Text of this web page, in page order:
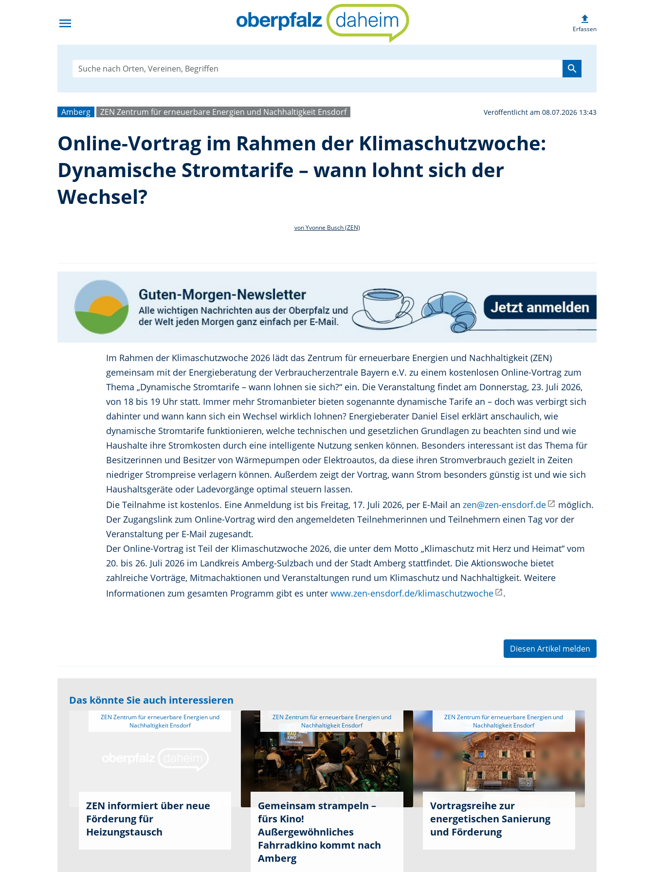
menu Online-Vortrag im Rahmen der
upload
Erfassen
search
Amberg ZEN Zentrum für erneuerbare Energien und Nachhaltigkeit Ensdorf Veröffentlicht am 08.07.2026 13:43
Online-Vortrag im Rahmen der Klimaschutzwoche:
Dynamische Stromtarife – wann lohnt sich der
Wechsel?
von Yvonne Busch (ZEN)
Im Rahmen der Klimaschutzwoche 2026 lädt das Zentrum für erneuerbare Energien und Nachhaltigkeit (ZEN)
gemeinsam mit der Energieberatung der Verbraucherzentrale Bayern e.V. zu einem kostenlosen Online-Vortrag zum
Thema „Dynamische Stromtarife – wann lohnen sie sich?“ ein. Die Veranstaltung findet am Donnerstag, 23. Juli 2026,
von 18 bis 19 Uhr statt. Immer mehr Stromanbieter bieten sogenannte dynamische Tarife an – doch was verbirgt sich
dahinter und wann kann sich ein Wechsel wirklich lohnen? Energieberater Daniel Eisel erklärt anschaulich, wie
dynamische Stromtarife funktionieren, welche technischen und gesetzlichen Grundlagen zu beachten sind und wie
Haushalte ihre Stromkosten durch eine intelligente Nutzung senken können. Besonders interessant ist das Thema für
Besitzerinnen und Besitzer von Wärmepumpen oder Elektroautos, da diese ihren Stromverbrauch gezielt in Zeiten
niedriger Strompreise verlagern können. Außerdem zeigt der Vortrag, wann Strom besonders günstig ist und wie sich
Haushaltsgeräte oder Ladevorgänge optimal steuern lassen.
Die Teilnahme ist kostenlos. Eine Anmeldung ist bis Freitag, 17. Juli 2026, per E-Mail an zen@zen-ensdorf.de
möglich.
Der Zugangslink zum Online-Vortrag wird den angemeldeten Teilnehmerinnen und Teilnehmern einen Tag vor der
Veranstaltung per E-Mail zugesandt.
Der Online-Vortrag ist Teil der Klimaschutzwoche 2026, die unter dem Motto „Klimaschutz mit Herz und Heimat“ vom
20. bis 26. Juli 2026 im Landkreis Amberg-Sulzbach und der Stadt Amberg stattfindet. Die Aktionswoche bietet
zahlreiche Vorträge, Mitmachaktionen und Veranstaltungen rund um Klimaschutz und Nachhaltigkeit. Weitere
Informationen zum gesamten Programm gibt es unter www.zen-ensdorf.de/klimaschutzwoche .
Diesen Artikel melden
Das könnte Sie auch interessieren
Nachhaltigkeit Ensdorf
ZEN informiert über neue
Förderung für
Heizungstausch
Nachhaltigkeit Ensdorf
Gemeinsam strampeln –
fürs Kino!
Außergewöhnliches
Fahrradkino kommt nach
Amberg
ZEN Zentrum für erneuerbare Energien und
Nachhaltigkeit Ensdorf
Vortragsreihe zur
energetischen Sanierung
und Förderung